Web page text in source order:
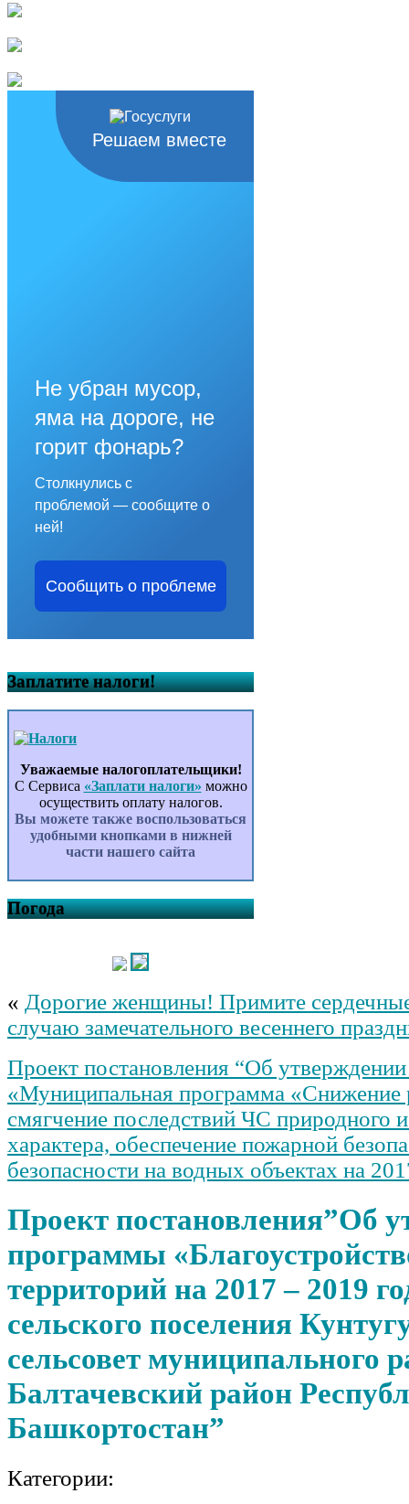
Решаем вместе
Не убран мусор,
яма на дороге, не
горит фонарь?
Столкнулись с
проблемой — сообщите о
ней!
Сообщить о проблеме
Заплатите налоги!
Уважаемые налогоплательщики!
С Сервиса «Заплати налоги» можно
осуществить оплату налогов.
Вы можете также воспользоваться
удобными кнопками в нижней
части нашего сайта
Погода
« Дорогие женщины! Примите
случаю замечательного весеннего
Проект постановления “Об
«Муниципальная программа «Снижение
смягчение последствий ЧС природного
характера, обеспечение пожарной
безопасности на водных объектах на
Проект постановления”Об
программы
территорий на 2017 – 2019
сельского поселения
сельсовет муниципального
Балтачевский район
Башкортостан”
Категории: